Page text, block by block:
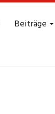
Beiträge